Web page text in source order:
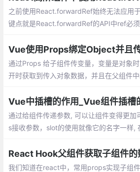
平。
之前使用React.forwardRef始终无法应用
键点就是React.forwardRef的API中ref必
Vue使用Props绑定Object并且
通过Props 给子组件传变量，变量是对象
开时获取到传入对象数据，并且在父组件
通过给组件传递参数, 可以让组件变得更
s接收参数，slot的使用就像它的名字一样,
就是把组件内的数据带出来
React Hook父组件获取子组件
我们知道在react中，常用props实现子组件